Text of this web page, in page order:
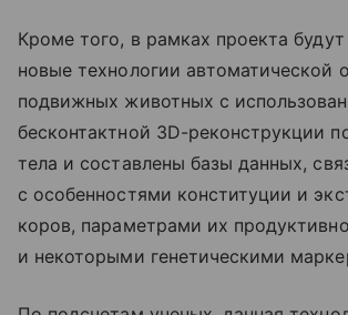
Кроме того, в рамках проекта
новые технологии автоматической
подвижных животных с
бесконтактной 3D-реконструкции
тела и составлены базы данных,
с особенностями конституции и
коров, параметрами их
и некоторыми генетическими